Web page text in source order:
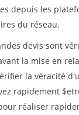
depuis les
du réseau.
devis sont
la mise en
la véracité
rapidement
réaliser